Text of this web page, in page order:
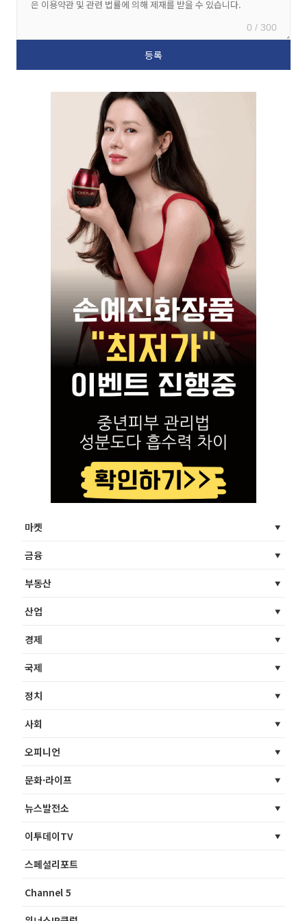
0 / 300
마켓
금융
부동산
산업
경제
국제
정치
사회
오피니언
문화·라이프
뉴스발전소
이투데이TV
스페셜리포트
Channel 5